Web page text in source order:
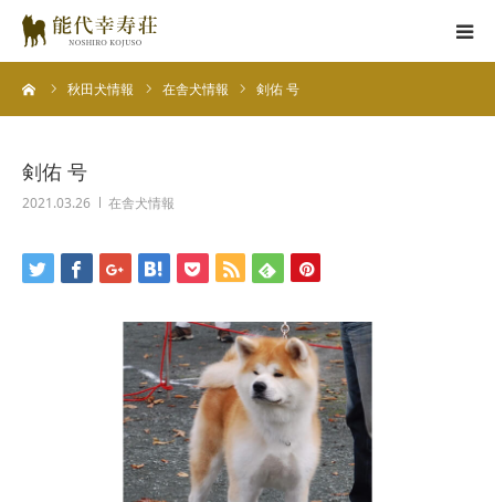
秋田犬情報 在舎犬情報 剣佑 号
剣佑 号
2021.03.26 在舎犬情報
能代幸寿荘とは
里親情報
掲載情報
お役立ちコラム
お問い合わせ